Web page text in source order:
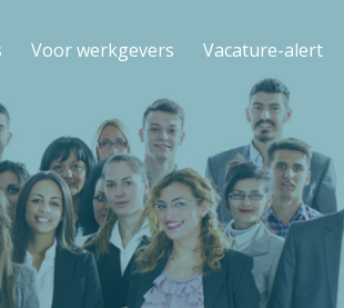
Voor werkgevers Vacature-alert